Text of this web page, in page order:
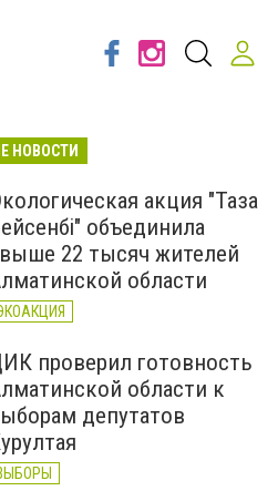
НОВОСТИ
акция "Таза
объединила
22 тысяч жителей
области
проверил готовность
области к
депутатов